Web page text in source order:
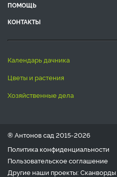
ПОМОЩЬ
КОНТАКТЫ
календарь дачника
цветы и растения
хозяйственные дела
® Антонов сад 2015-2026
Политика конфиденциальности
Пользовательское соглашение
Другие наши проекты: Сканворды